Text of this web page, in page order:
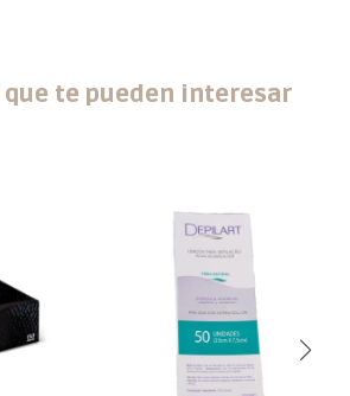
te pueden interesar